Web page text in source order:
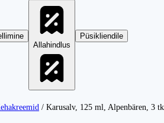
Allahindlus
Püsikliendile
/ Karusalv, 125 ml, Alpenbären, 3 tk